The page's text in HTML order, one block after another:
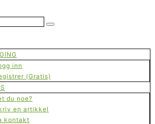
inn
(Gratis)
du noe?
en artikkel
kontakt